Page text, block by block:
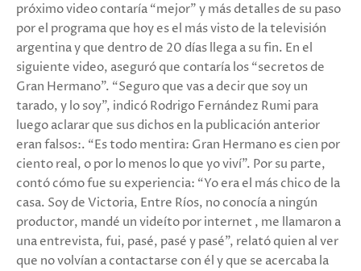
próximo video contaría “mejor” y más detalles de su paso
por el programa que hoy es el más visto de la televisión
argentina y que dentro de 20 días llega a su fin. En el
siguiente video, aseguró que contaría los “secretos de
Gran Hermano”. “Seguro que vas a decir que soy un
tarado, y lo soy”, indicó Rodrigo Fernández Rumi para
luego aclarar que sus dichos en la publicación anterior
eran falsos:. “Es todo mentira: Gran Hermano es cien por
ciento real, o por lo menos lo que yo viví”. Por su parte,
contó cómo fue su experiencia: “Yo era el más chico de la
casa. Soy de Victoria, Entre Ríos, no conocía a ningún
productor, mandé un videíto por internet , me llamaron a
una entrevista, fui, pasé, pasé y pasé”, relató quien al ver
que no volvían a contactarse con él y que se acercaba la